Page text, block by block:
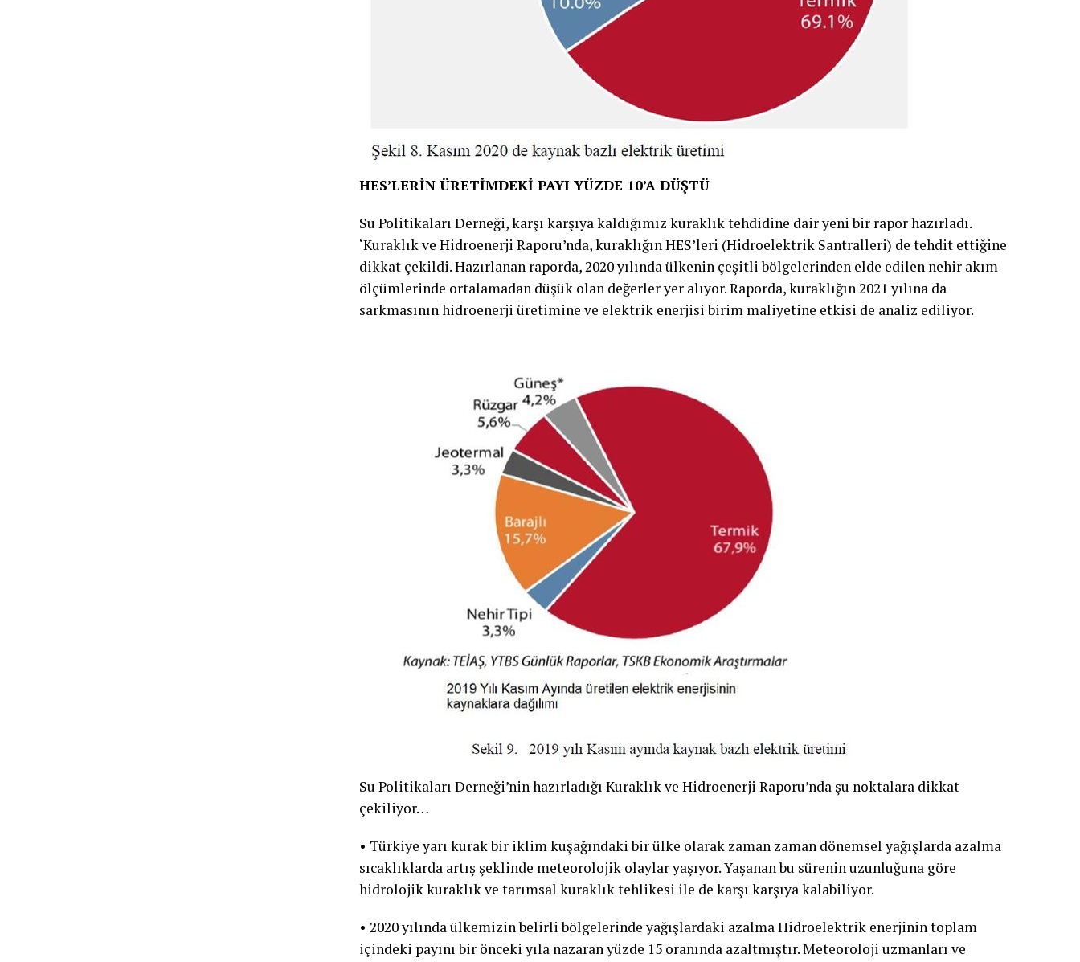
HES’LERİN ÜRETİMDEKİ PAYI YÜZDE 10’A DÜŞTÜ
Su Politikaları Derneği, karşı karşıya kaldığımız kuraklık tehdidine dair yeni bir rapor hazırladı.
‘Kuraklık ve Hidroenerji Raporu’nda, kuraklığın HES’leri (Hidroelektrik Santralleri) de tehdit ettiğine
dikkat çekildi. Hazırlanan raporda, 2020 yılında ülkenin çeşitli bölgelerinden elde edilen nehir akım
ölçümlerinde ortalamadan düşük olan değerler yer alıyor. Raporda, kuraklığın 2021 yılına da
sarkmasının hidroenerji üretimine ve elektrik enerjisi birim maliyetine etkisi de analiz ediliyor.
Su Politikaları Derneği’nin hazırladığı Kuraklık ve Hidroenerji Raporu’nda şu noktalara dikkat
çekiliyor…
• Türkiye yarı kurak bir iklim kuşağındaki bir ülke olarak zaman zaman dönemsel yağışlarda azalma
sıcaklıklarda artış şeklinde meteorolojik olaylar yaşıyor. Yaşanan bu sürenin uzunluğuna göre
hidrolojik kuraklık ve tarımsal kuraklık tehlikesi ile de karşı karşıya kalabiliyor.
• 2020 yılında ülkemizin belirli bölgelerinde yağışlardaki azalma Hidroelektrik enerjinin toplam
içindeki payını bir önceki yıla nazaran yüzde 15 oranında azaltmıştır. Meteoroloji uzmanları ve